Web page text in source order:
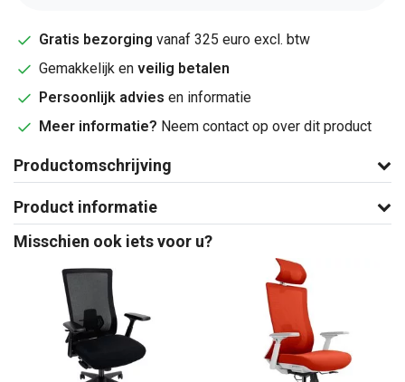
Gratis bezorging vanaf 325 euro excl. btw
Gemakkelijk en veilig betalen
Persoonlijk advies en informatie
Meer informatie? Neem contact op over dit product
Productomschrijving
Product informatie
Misschien ook iets voor u?